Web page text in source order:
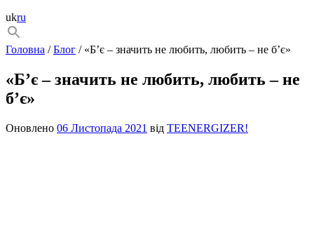
ukru
Головна /Блог / «Б’є – значить не любить, любить – не б’є»
«Б’є – значить не любить, любить – не
б’є»
Оновлено 06 Листопада 2021 від TEENERGIZER!